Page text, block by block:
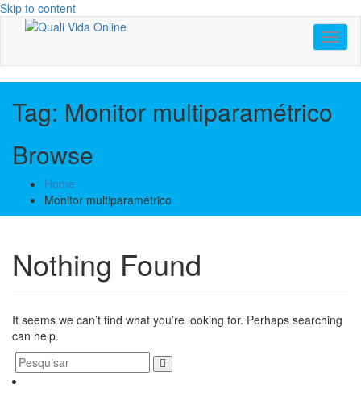
Skip to content
Tag: Monitor multiparamétrico
Browse
Home
Monitor multiparamétrico
Nothing Found
It seems we can’t find what you’re looking for. Perhaps searching
can help.